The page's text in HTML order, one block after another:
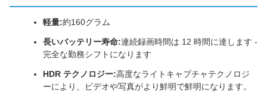
軽量:約160グラム
長いバッテリー寿命:連続録画時間は 12 時間に達します -
完全な勤務シフトになります
HDR テクノロジー:高度なライトキャプチャテクノロジ
ーにより、ビデオや写真がより鮮明で鮮明になります。